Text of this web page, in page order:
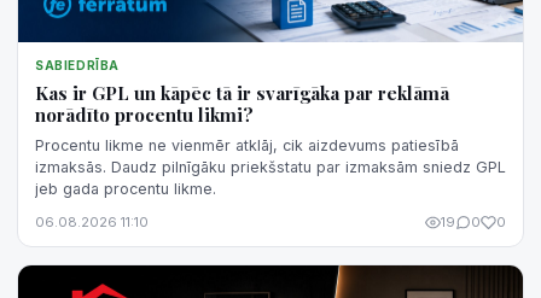
SABIEDRĪBA
Kas ir GPL un kāpēc tā ir svarīgāka par reklāmā
norādīto procentu likmi?
Procentu likme ne vienmēr atklāj, cik aizdevums patiesībā
izmaksās. Daudz pilnīgāku priekšstatu par izmaksām sniedz GPL
jeb gada procentu likme.
06.08.2026 11:10 19 0 0